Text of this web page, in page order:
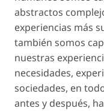
abstractos
experiencias más
también somos
nuestras
necesidades,
sociedades, en
antes y después,